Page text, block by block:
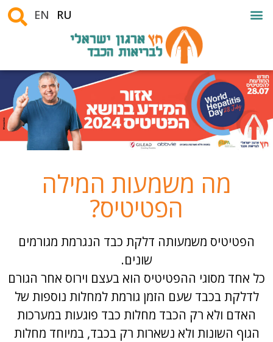
RU
EN
מה משמעות המילה
הפטיטיס?
הפטיטיס משמעותה דלקת כבד הנגרמת מגורמים
שונים.
כל אחד מסוגי ההפטיטיס הוא בעצם וירוס אחר הגורם
לדלקת בכבד שעם הזמן גורמת למחלות נוספות של
האדם ולא רק הכבד מחלות כבד פוגעות במערכות
הגוף השונות ולא נשארות רק בכבד, במיוחד מחלות